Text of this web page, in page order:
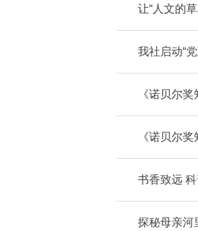
让“人文的
我社启动“
《诺贝尔
《诺贝尔
书香致远
探秘母亲河